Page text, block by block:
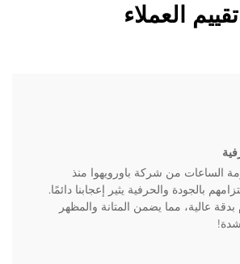
تقييم العملاء
الساعات من شركة باورويهوا منذ
بالجودة والحرفية يثير إعجابنا دائمًا.
عالية، مما يضمن المتانة والمظهر